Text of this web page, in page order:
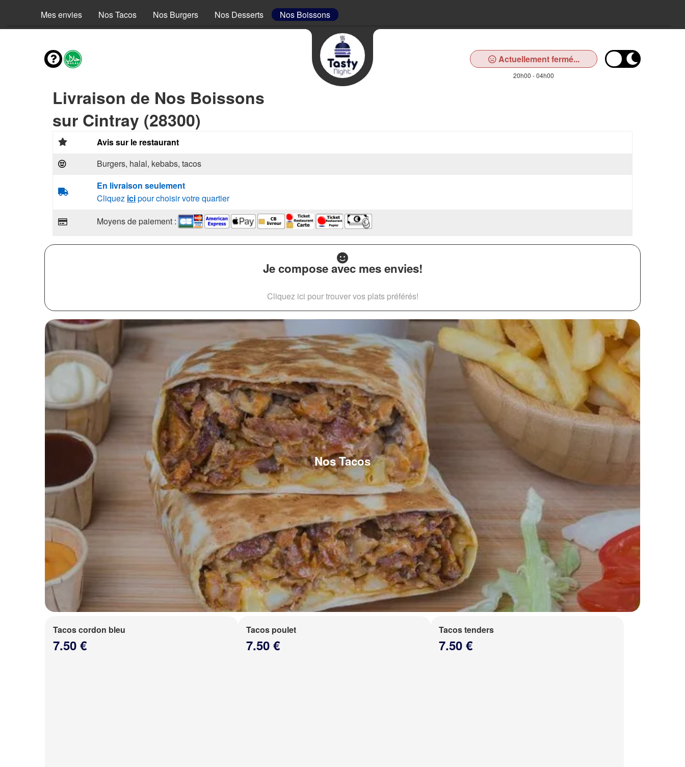
Mes envies Nos Tacos Nos Burgers Nos Desserts Nos Boissons
Actuellement fermé...
20h00 - 04h00
Livraison de Nos Boissons
sur Cintray (28300)
Avis sur le restaurant
Burgers, halal, kebabs, tacos
En livraison seulement
Cliquez icipour choisir votre quartier
Moyens de paiement :
Je compose avec mes envies!
Cliquez ici pour trouver vos plats préférés!
Nos Tacos
Tacos cordon bleu
7.50 €
Tacos poulet
7.50 €
Tacos tenders
7.50 €